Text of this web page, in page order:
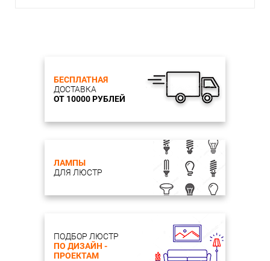
БЕСПЛАТНАЯ
ДОСТАВКА
ОТ 10000 РУБЛЕЙ
ЛАМПЫ
ДЛЯ ЛЮСТР
ПОДБОР ЛЮСТР
ПО ДИЗАЙН -
ПРОЕКТАМ